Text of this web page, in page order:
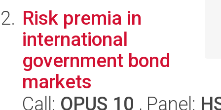
Risk premia in
international
government bond
markets
Call: OPUS 10 , Panel: